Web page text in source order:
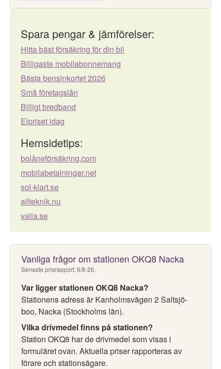
Spara pengar & jämförelser:
Hitta bäst försäkring för din bil
Billigaste mobilabonnemang
Bästa bensinkortet 2026
Små företagslån
Billigt bredband
Elpriset idag
Hemsidetips:
bolåneförsäkring.com
mobilabetalningar.net
sol-klart.se
allteknik.nu
valia.se
Vanliga frågor om stationen OKQ8 Nacka
Senaste prisrapport: 6/8-26.
Var ligger stationen OKQ8 Nacka?
Stationens adress är Kanholmsvägen 2 Saltsjö-
boo, Nacka (Stockholms län).
Vilka drivmedel finns på stationen?
Station OKQ8 har de drivmedel som visas i
formuläret ovan. Aktuella priser rapporteras av
förare och stationsägare.